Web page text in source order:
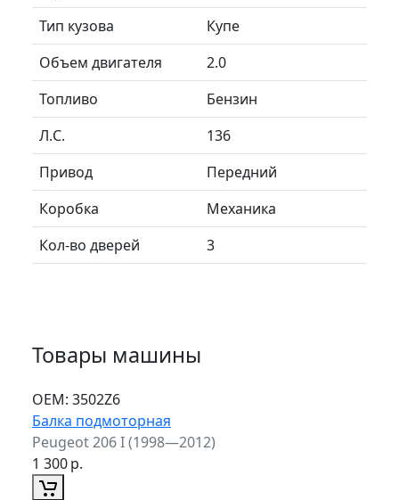
Тип кузова
Купе
Объем двигателя
2.0
Топливо
Бензин
Л.C.
136
Привод
Передний
Коробка
Механика
Кол-во дверей
3
Товары машины
ОЕМ: 3502Z6
Балка подмоторная
Peugeot 206 I (1998—2012)
1 300р.